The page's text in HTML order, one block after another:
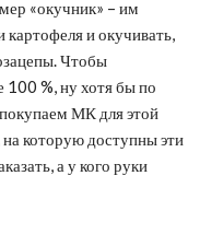
«окучник» – им
и окучивать,
Чтобы
100 %, ну хотя бы по
МК для этой
которую доступны эти
а у кого руки